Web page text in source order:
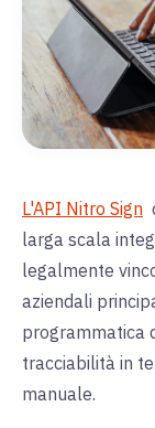
L'API Nitro Sign
larga scala
legalmente
aziendali
programmatica
tracciabilità in
manuale.